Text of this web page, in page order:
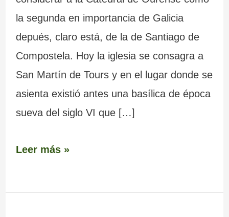
la segunda en importancia de Galicia
depués, claro está, de la de Santiago de
Compostela. Hoy la iglesia se consagra a
San Martín de Tours y en el lugar donde se
asienta existió antes una basílica de época
sueva del siglo VI que […]
Leer más »